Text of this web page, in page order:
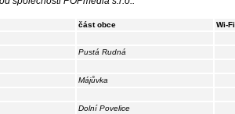
část obce Wi-Fi
Pustá Rudná
Májůvka
Dolní Povelice